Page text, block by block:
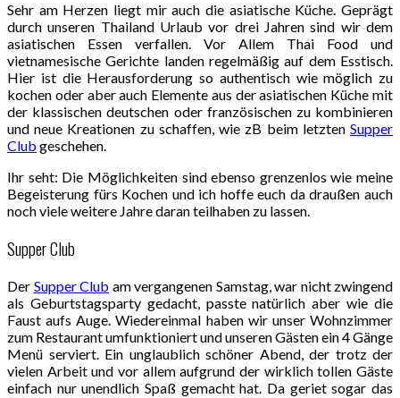
Sehr am Herzen liegt mir auch die asiatische Küche. Geprägt
durch unseren Thailand Urlaub vor drei Jahren sind wir dem
asiatischen Essen verfallen. Vor Allem Thai Food und
vietnamesische Gerichte landen regelmäßig auf dem Esstisch.
Hier ist die Herausforderung so authentisch wie möglich zu
kochen oder aber auch Elemente aus der asiatischen Küche mit
der klassischen deutschen oder französischen zu kombinieren
und neue Kreationen zu schaffen, wie zB beim letzten Supper
Club geschehen.
Ihr seht: Die Möglichkeiten sind ebenso grenzenlos wie meine
Begeisterung fürs Kochen und ich hoffe euch da draußen auch
noch viele weitere Jahre daran teilhaben zu lassen.
Supper Club
Der Supper Club am vergangenen Samstag, war nicht zwingend
als Geburtstagsparty gedacht, passte natürlich aber wie die
Faust aufs Auge. Wiedereinmal haben wir unser Wohnzimmer
zum Restaurant umfunktioniert und unseren Gästen ein 4 Gänge
Menü serviert. Ein unglaublich schöner Abend, der trotz der
vielen Arbeit und vor allem aufgrund der wirklich tollen Gäste
einfach nur unendlich Spaß gemacht hat. Da geriet sogar das